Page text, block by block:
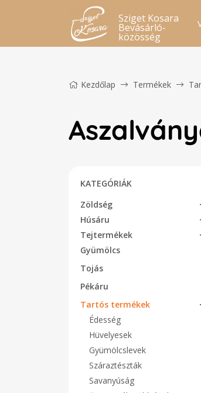
Sziget Kosara
Bevásárló-
közösség
Kezdőlap Termékek
KATEGÓRIÁK
Zöldség
Húsáru
Tejtermékek
Gyümölcs
Tojás
Pékáru
Tartós termékek
Édesség
Hüvelyesek
Gyümölcslevek
Száraztészták
Savanyúság